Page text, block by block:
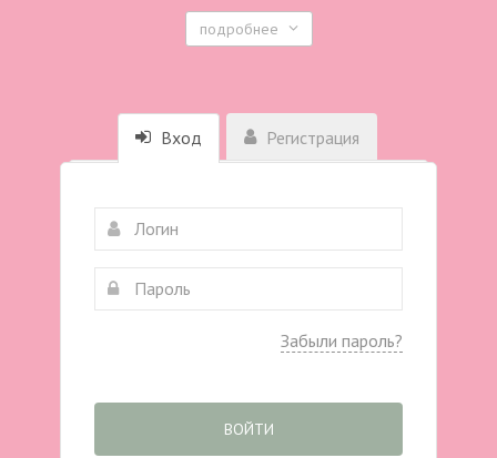
подробнее
Вход Регистрация
Забыли пароль?
ВОЙТИ